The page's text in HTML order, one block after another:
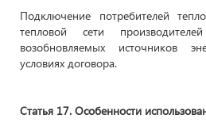
Подключение потребителей
тепловой сети
возобновляемых источников
условиях договора.
Статья 17. Особенности